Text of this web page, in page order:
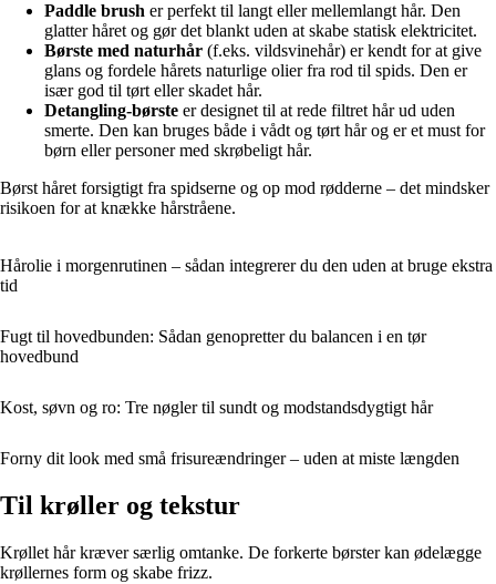
Paddle brush er perfekt til langt eller mellemlangt hår. Den
glatter håret og gør det blankt uden at skabe statisk elektricitet.
Børste med naturhår (f.eks. vildsvinehår) er kendt for at give
glans og fordele hårets naturlige olier fra rod til spids. Den er
især god til tørt eller skadet hår.
Detangling-børste er designet til at rede filtret hår ud uden
smerte. Den kan bruges både i vådt og tørt hår og er et must for
børn eller personer med skrøbeligt hår.
Børst håret forsigtigt fra spidserne og op mod rødderne – det mindsker
risikoen for at knække hårstråene.
Hårolie i morgenrutinen – sådan integrerer du den uden at bruge ekstra
tid
Fugt til hovedbunden: Sådan genopretter du balancen i en tør
hovedbund
Kost, søvn og ro: Tre nøgler til sundt og modstandsdygtigt hår
Forny dit look med små frisureændringer – uden at miste længden
Til krøller og tekstur
Krøllet hår kræver særlig omtanke. De forkerte børster kan ødelægge
krøllernes form og skabe frizz.